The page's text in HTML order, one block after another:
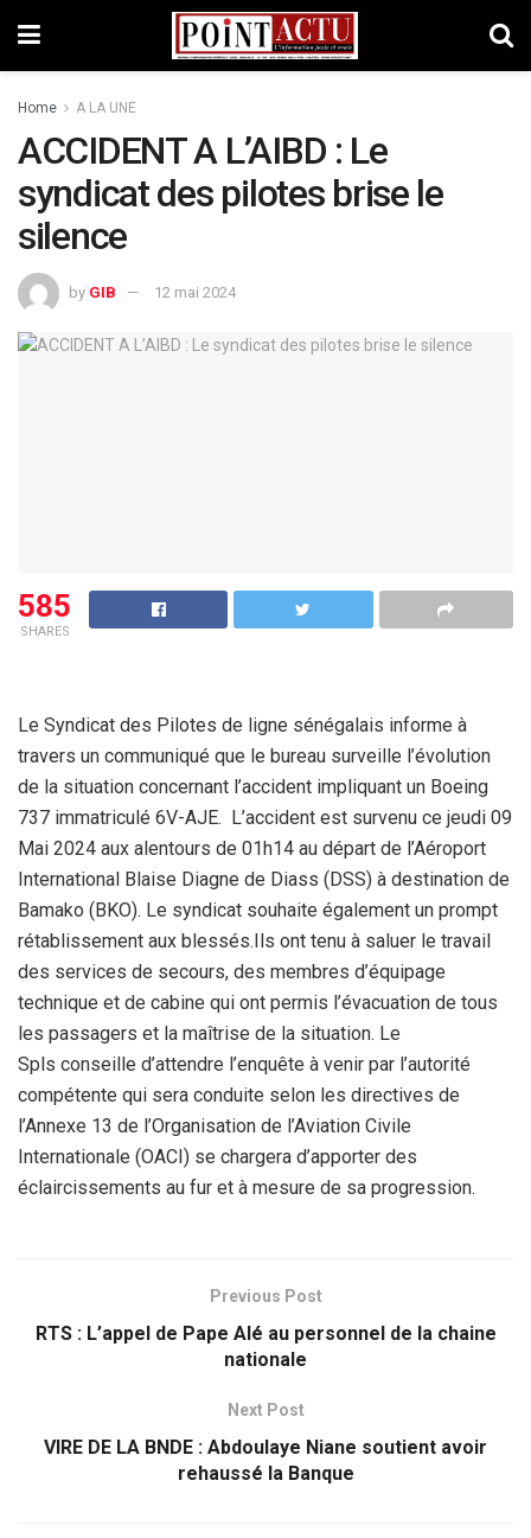
Home A LA UNE
ACCIDENT A L’AIBD : Le
syndicat des pilotes brise le
silence
by GIB 12 mai 2024
585
SHARES
Le Syndicat des Pilotes de ligne sénégalais informe à
travers un communiqué que le bureau surveille l’évolution
de la situation concernant l’accident impliquant un Boeing
737 immatriculé 6V-AJE. L’accident est survenu ce jeudi 09
Mai 2024 aux alentours de 01h14 au départ de l’Aéroport
International Blaise Diagne de Diass (DSS) à destination de
Bamako (BKO). Le syndicat souhaite également un prompt
rétablissement aux blessés.Ils ont tenu à saluer le travail
des services de secours, des membres d’équipage
technique et de cabine qui ont permis l’évacuation de tous
les passagers et la maîtrise de la situation. Le
Spls conseille d’attendre l’enquête à venir par l’autorité
compétente qui sera conduite selon les directives de
l’Annexe 13 de l’Organisation de l’Aviation Civile
Internationale (OACI) se chargera d’apporter des
éclaircissements au fur et à mesure de sa progression.
Previous Post
RTS : L’appel de Pape Alé au personnel de la chaine
nationale
Next Post
VIRE DE LA BNDE : Abdoulaye Niane soutient avoir
rehaussé la Banque